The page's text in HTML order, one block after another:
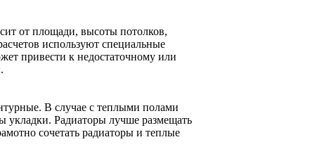
от площади, высоты потолков,
используют специальные
привести к недостаточному или
В случае с теплыми полами
Радиаторы лучше размещать
сочетать радиаторы и теплые